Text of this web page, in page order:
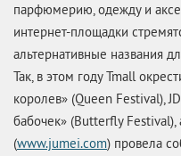
парфюмерию, одежду и
интернет-площадки
альтернативные названия
Так, в этом году Tmall
королев» (Queen Festival),
бабочек» (Butterfly Festival),
(www.jumei.com) провела